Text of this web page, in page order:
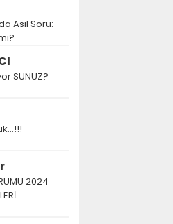
Asıl Soru:
SUNUZ?
2024